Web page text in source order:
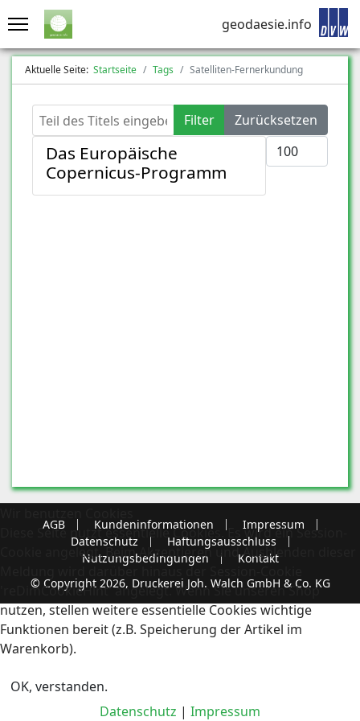
geodaesie.info
Aktuelle Seite: Startseite Tags Satelliten-Fernerkundung
Teil des Titels eingeben Filter
Zurücksetzen
Anzeige #
Das Europäische
Copernicus-Programm
AGB Kundeninformationen
Impressum
Datenschutz
Haftungsausschluss
Nutzungsbedingungen
Kontakt
© Copyright 2026, Druckerei Joh. Walch GmbH & Co. KG
Diese Seite nutzt essentielle Cookies. Es wird ein Session-
Cookie angelegt. Beim Akzeptieren und Ausblenden dieser
Meldung wird darüber hinaus der Session-Cookie
'reDimCookieHint' angelegt. Wenn Sie unseren Shop
nutzen, stellen weitere essentielle Cookies wichtige
Funktionen bereit (z.B. Speicherung der Artikel im
Warenkorb).
OK, verstanden.
Datenschutz | Impressum